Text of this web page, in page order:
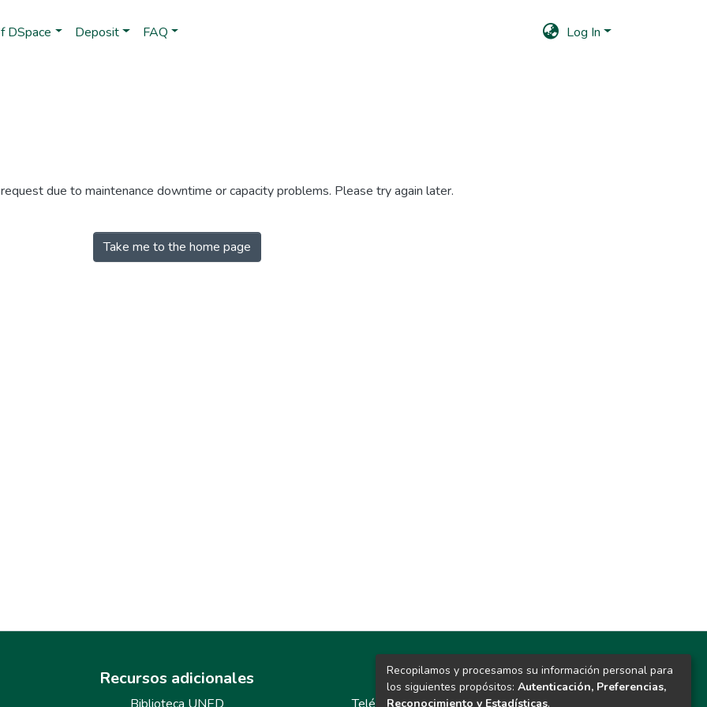
DSpace Deposit FAQ Log In
due to maintenance downtime or capacity problems. Please try again later.
Take me to the home page
Recursos adicionales Contacto
Recopilamos y procesamos su información personal para
los siguientes propósitos: Autenticación, Preferencias,
Reconocimiento y Estadísticas.